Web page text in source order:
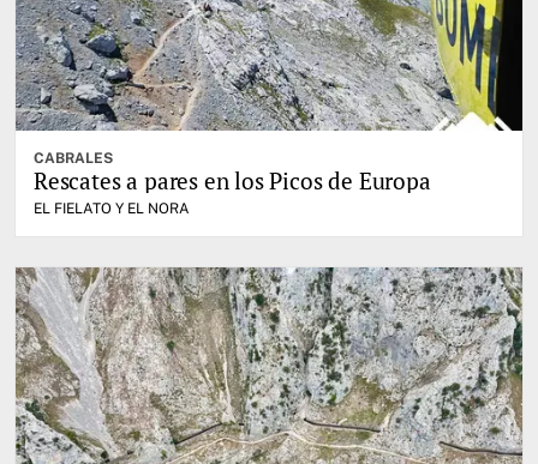
CABRALES
Rescates a pares en los Picos de Europa
EL FIELATO Y EL NORA